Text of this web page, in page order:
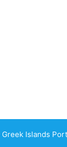
Islands